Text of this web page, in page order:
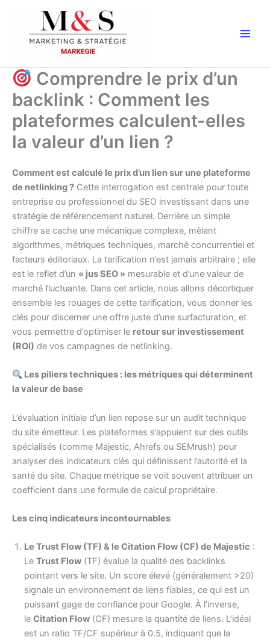
contenu
Comprendre le prix d’un
backlink : Comment les
plateformes calculent-elles
la valeur d’un lien ?
Comment est calculé le prix d’un lien sur une plateforme
de netlinking ? Cette interrogation est centrale pour toute
entreprise ou professionnel du SEO investissant dans une
stratégie de référencement naturel. Derrière un simple
chiffre se cache une mécanique complexe, mêlant
algorithmes, métriques techniques, marché concurrentiel et
facteurs éditoriaux. La tarification n’est jamais arbitraire ; elle
est le reflet d’un « jus SEO » mesurable et d’une valeur de
marché fluctuante. Dans cet article, nous allons décortiquer
ensemble les rouages de cette tarification, vous donner les
clés pour discerner une offre juste d’une surfacturation, et
vous permettre d’optimiser le retour sur investissement
(ROI) de vos campagnes de netlinking.
Les piliers techniques : les métriques qui déterminent
la valeur de base
L’évaluation initiale d’un lien repose sur un audit technique
du site émetteur. Les plateformes s’appuient sur des outils
spécialisés (comme Majestic, Ahrefs ou SEMrush) pour
analyser des indicateurs clés qui définissent l’autorité et la
santé du site. Chaque métrique se voit souvent attribuer un
coefficient dans une formule de calcul propriétaire.
Les cinq indicateurs incontournables
Le Trust Flow (TF) & le Citation Flow (CF) de Majestic :
Le Trust Flow (TF) évalue la qualité des backlinks
pointant vers le site. Un score élevé (généralement >20)
signale un environnement de liens fiables, ce qui est un
puissant gage de confiance pour Google. À l’inverse,
le Citation Flow (CF) mesure la quantité de liens. L’idéal
est un ratio TF/CF supérieur à 0.5, indiquant que la